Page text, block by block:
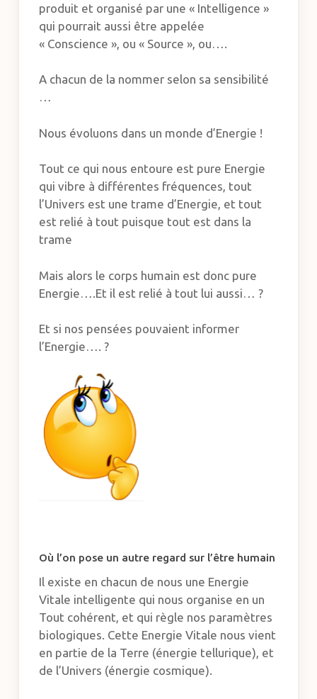
produit et organisé par une « Intelligence »
qui pourrait aussi être appelée
« Conscience », ou « Source », ou….
A chacun de la nommer selon sa sensibilité
…
Nous évoluons dans un monde d’Energie !
Tout ce qui nous entoure est pure Energie
qui vibre à différentes fréquences, tout
l’Univers est une trame d’Energie, et tout
est relié à tout puisque tout est dans la
trame
Mais alors le corps humain est donc pure
Energie….Et il est relié à tout lui aussi… ?
Et si nos pensées pouvaient informer
l’Energie…. ?
Où l’on pose un autre regard sur l’être humain
Il existe en chacun de nous une Energie
Vitale intelligente qui nous organise en un
Tout cohérent, et qui règle nos paramètres
biologiques. Cette Energie Vitale nous vient
en partie de la Terre (énergie tellurique), et
de l’Univers (énergie cosmique).